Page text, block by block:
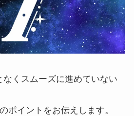
なくスムーズに進めていない
ポイントをお伝えします。